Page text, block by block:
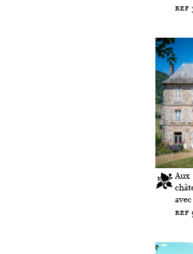
ref
Aux
ref